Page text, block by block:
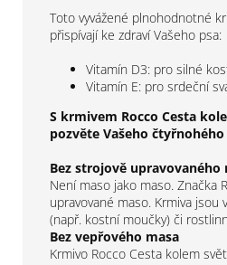
Toto vyvážené plnohodnotné
přispívají ke zdraví Vašeho psa:
Vitamín D3: pro silné
Vitamín E: pro srdeční
S krmivem Rocco Cesta
pozvěte Vašeho
Bez strojově upravovaného
Není maso jako maso. Značka
upravované maso. Krmiva
(např. kostní moučky) či
Bez vepřového masa
Krmivo Rocco Cesta kolem